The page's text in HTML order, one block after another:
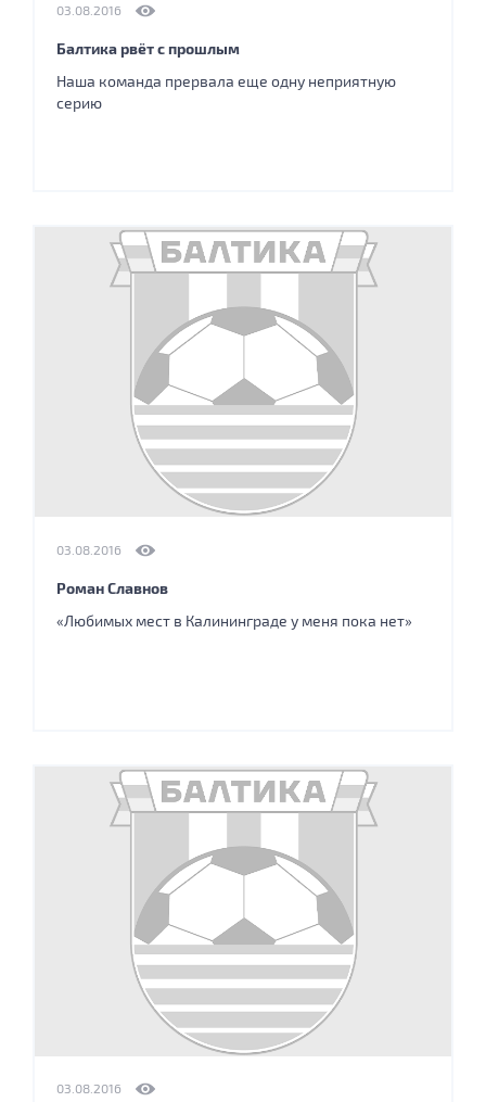
03.08.2016
Балтика рвёт с прошлым
Наша команда прервала еще одну неприятную
серию
03.08.2016
Роман Славнов
«Любимых мест в Калининграде у меня пока нет»
03.08.2016